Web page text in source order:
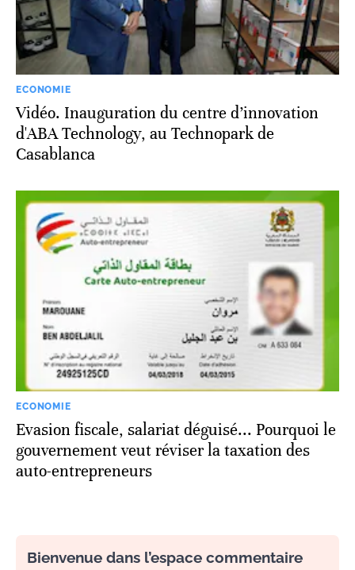
ECONOMIE
Vidéo. Inauguration du centre d’innovation
d'ABA Technology, au Technopark de
Casablanca
ECONOMIE
Evasion fiscale, salariat déguisé... Pourquoi le
gouvernement veut réviser la taxation des
auto-entrepreneurs
Bienvenue dans l’espace commentaire